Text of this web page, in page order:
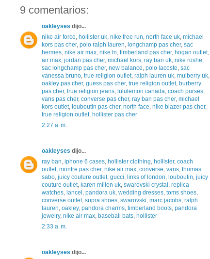
9 comentarios:
oakleyses dijo...
nike air force, hollister uk, nike free run, north face uk, michael
kors pas cher, polo ralph lauren, longchamp pas cher, sac
hermes, nike air max, nike tn, timberland pas cher, hogan outlet,
air max, jordan pas cher, michael kors, ray ban uk, nike roshe,
sac longchamp pas cher, new balance, polo lacoste, sac
vanessa bruno, true religion outlet, ralph lauren uk, mulberry uk,
oakley pas cher, guess pas cher, true religion outlet, burberry
pas cher, true religion jeans, lululemon canada, coach purses,
vans pas cher, converse pas cher, ray ban pas cher, michael
kors outlet, louboutin pas cher, north face, nike blazer pas cher,
true religion outlet, hollister pas cher
2:27 a. m.
oakleyses dijo...
ray ban, iphone 6 cases, hollister clothing, hollister, coach
outlet, montre pas cher, nike air max, converse, vans, thomas
sabo, juicy couture outlet, gucci, links of london, louboutin, juicy
couture outlet, karen millen uk, swarovski crystal , replica
watches, lancel , pandora uk, wedding dresses, toms shoes,
converse outlet, supra shoes, swarovski, marc jacobs, ralph
lauren, oakley, pandora charms, timberland boots, pandora
jewelry, nike air max, baseball bats, hollister
2:33 a. m.
oakleyses dijo...